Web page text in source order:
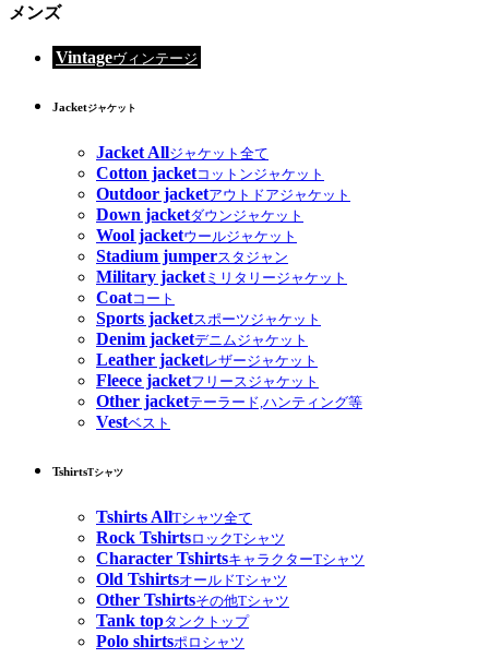
メンズ
Vintageヴィンテージ
Jacketジャケット
Jacket Allジャケット全て
Cotton jacketコットンジャケット
Outdoor jacketアウトドアジャケット
Down jacketダウンジャケット
Wool jacketウールジャケット
Stadium jumperスタジャン
Military jacketミリタリージャケット
Coatコート
Sports jacketスポーツジャケット
Denim jacketデニムジャケット
Leather jacketレザージャケット
Fleece jacketフリースジャケット
Other jacketテーラード,ハンティング等
Vestベスト
TshirtsTシャツ
Tshirts AllTシャツ全て
Rock TshirtsロックTシャツ
Character TshirtsキャラクターTシャツ
Old TshirtsオールドTシャツ
Other Tshirtsその他Tシャツ
Tank topタンクトップ
Polo shirtsポロシャツ